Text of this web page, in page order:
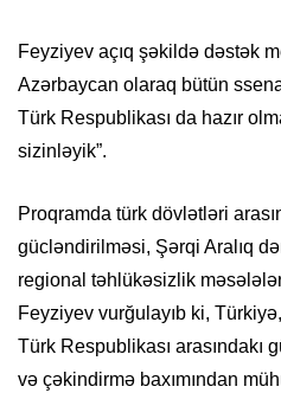
Feyziyev açıq şəkildə dəstək
Azərbaycan olaraq bütün
Türk Respublikası da hazır
sizinləyik”.
Proqramda türk dövlətləri
gücləndirilməsi, Şərqi Aralıq
regional təhlükəsizlik
Feyziyev vurğulayıb ki,
Türk Respublikası arasındakı
və çəkindirmə baxımından